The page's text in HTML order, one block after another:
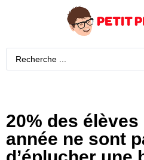
20% des
année ne sont